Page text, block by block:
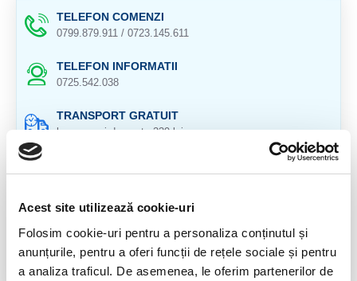
Acest site utilizează cookie-uri
Folosim cookie-uri pentru a personaliza conținutul și
anunțurile, pentru a oferi funcții de rețele sociale și pentru
a analiza traficul. De asemenea, le oferim partenerilor de
TELEFON COMENZI
0799.879.911 / 0723.145.611
TELEFON INFORMATII
0725.542.038
TRANSPORT GRATUIT
la comenzi de peste 239 lei
RETURNARE PRODUSE
in 14 zile si banii inapoi